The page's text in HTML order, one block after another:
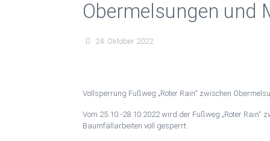
Obermelsungen und
25.10.-28.10.2022
24. Oktober 2022
Vollsperrung Fußweg „Roter Rain“ zwischen
Vom 25.10.-28.10.2022 wird der Fußweg „Roter
Baumfällarbeiten voll gesperrt.